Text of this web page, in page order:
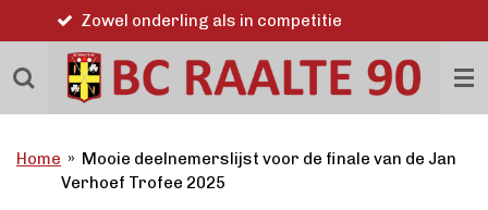
direct
naar
hoofdinhoud
Word ook lid
Home » Mooie deelnemerslijst voor de finale van de Jan
Verhoef Trofee 2025